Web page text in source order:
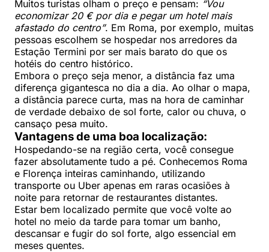
Muitos turistas olham o preço e pensam: “Vou
economizar 20 € por dia e pegar um hotel mais
afastado do centro”. Em Roma, por exemplo, muitas
pessoas escolhem se hospedar nos arredores da
Estação Termini por ser mais barato do que os
hotéis do centro histórico.
Embora o preço seja menor, a distância faz uma
diferença gigantesca no dia a dia. Ao olhar o mapa,
a distância parece curta, mas na hora de caminhar
de verdade debaixo de sol forte, calor ou chuva, o
cansaço pesa muito.
Vantagens de uma boa localização:
Hospedando-se na região certa, você consegue
fazer absolutamente tudo a pé. Conhecemos Roma
e Florença inteiras caminhando, utilizando
transporte ou Uber apenas em raras ocasiões à
noite para retornar de restaurantes distantes.
Estar bem localizado permite que você volte ao
hotel no meio da tarde para tomar um banho,
descansar e fugir do sol forte, algo essencial em
meses quentes.